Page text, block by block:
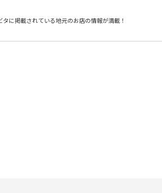
タに掲載されている地元のお店の情報が満載！